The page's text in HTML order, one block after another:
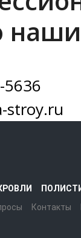
5636
stroy.ru
Контакты